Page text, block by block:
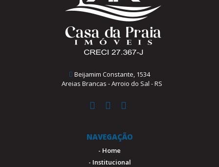
Beijamim Constante, 1534
Areias Brancas - Arroio do Sal - RS
NAVEGAÇÃO
- Home
- Institucional